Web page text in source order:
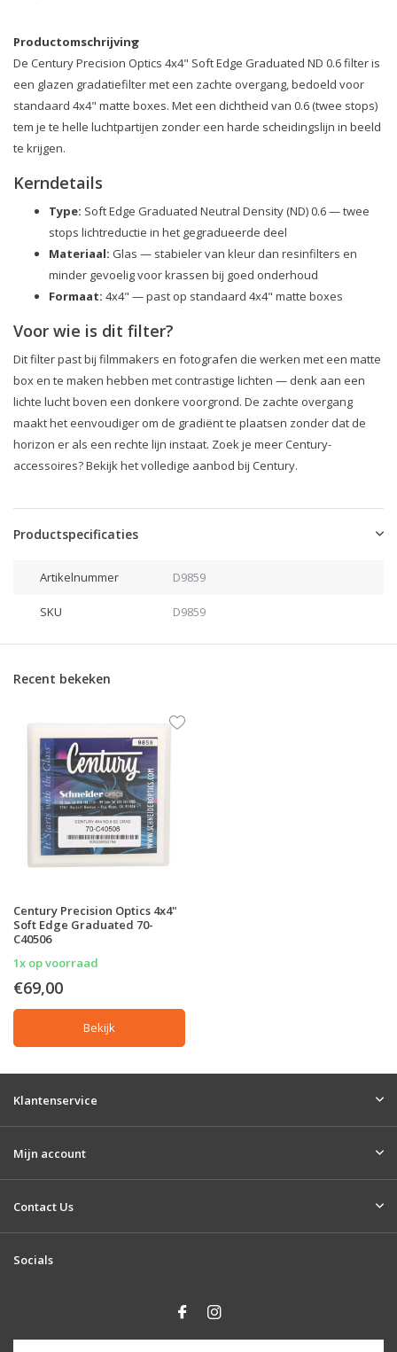
Productomschrijving
De Century Precision Optics 4x4" Soft Edge Graduated ND 0.6 filter is
een glazen gradatiefilter met een zachte overgang, bedoeld voor
standaard 4x4" matte boxes. Met een dichtheid van 0.6 (twee stops)
tem je te helle luchtpartijen zonder een harde scheidingslijn in beeld
te krijgen.
Kerndetails
Type: Soft Edge Graduated Neutral Density (ND) 0.6 — twee
stops lichtreductie in het gegradueerde deel
Materiaal: Glas — stabieler van kleur dan resinfilters en
minder gevoelig voor krassen bij goed onderhoud
Formaat: 4x4" — past op standaard 4x4" matte boxes
Voor wie is dit filter?
Dit filter past bij filmmakers en fotografen die werken met een matte
box en te maken hebben met contrastige lichten — denk aan een
lichte lucht boven een donkere voorgrond. De zachte overgang
maakt het eenvoudiger om de gradiënt te plaatsen zonder dat de
horizon er als een rechte lijn instaat. Zoek je meer Century-
accessoires? Bekijk het volledige aanbod bij Century.
Productspecificaties
Artikelnummer D9859
SKU D9859
Recent bekeken
Century Precision Optics 4x4"
Soft Edge Graduated 70-
C40506
1x op voorraad
€69,00
Bekijk
Klantenservice
Mijn account
Contact Us
Socials